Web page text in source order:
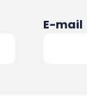
E-mail